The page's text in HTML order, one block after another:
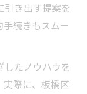
引き出す提案を
続きもスムー
したノウハウを
際に、板橋区